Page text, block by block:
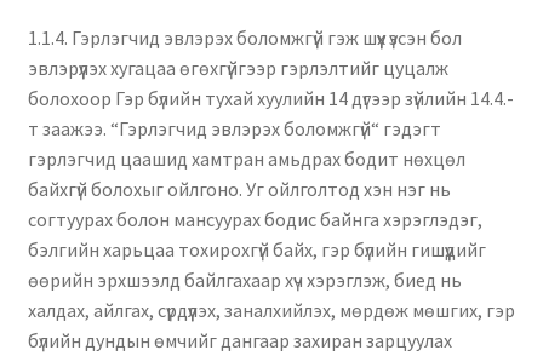
1.1.4. Гэрлэгчид эвлэрэх боломжгүй гэж шүүх үзсэн бол
эвлэрүүлэх хугацаа өгөхгүйгээр гэрлэлтийг цуцалж
болохоор Гэр бүлийн тухай хуулийн 14 дүгээр зүйлийн 14.4.-
т заажээ. “Гэрлэгчид эвлэрэх боломжгүй“ гэдэгт
гэрлэгчид цаашид хамтран амьдрах бодит нөхцөл
байхгүй болохыг ойлгоно. Уг ойлголтод хэн нэг нь
согтуурах болон мансуурах бодис байнга хэрэглэдэг,
бэлгийн харьцаа тохирохгүй байх, гэр бүлийн гишүүдийг
өөрийн эрхшээлд байлгахаар хүч хэрэглэж, биед нь
халдах, айлгах, сүрдүүлэх, заналхийлэх, мөрдөж мөшгих, гэр
бүлийн дундын өмчийг дангаар захиран зарцуулах